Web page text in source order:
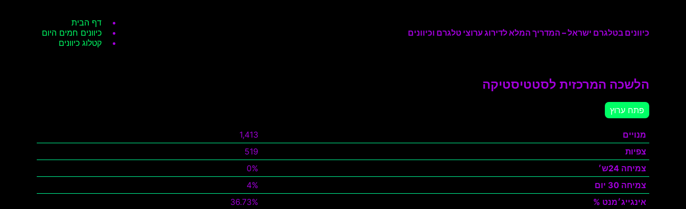
כיוונים בטלגרם ישראל – המדריך המלא לדירוג ערוצי טלגרם וכיוונים
דף הבית
כיוונים חמים היום
קטלוג כיוונים
הלשכה המרכזית לסטטיסטיקה
פתח ערוץ
מנויים
1,413
צפיות
519
צמיחה 24ש׳
0%
צמיחה 30 יום
4%
אינגייג׳מנט %
36.73%